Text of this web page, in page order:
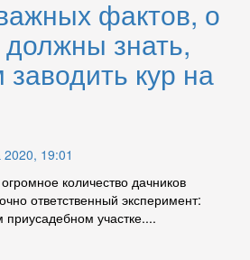
фактов, о
знать,
кур на
19:01
количество дачников
ответственный эксперимент:
приусадебном участке....